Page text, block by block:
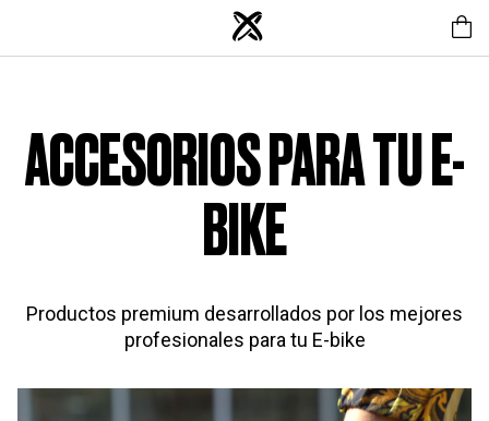
ACCESORIOS PARA TU E-
BIKE
Productos premium desarrollados por los mejores
profesionales para tu E-bike